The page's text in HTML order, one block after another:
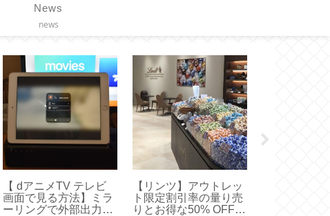
News
news
【 dアニメTV テレビ
画面で見る方法】ミラ
ーリングで外部出力の
【リンツ】アウトレッ
ト限定割引率の量り売
りとお得な50% OFF